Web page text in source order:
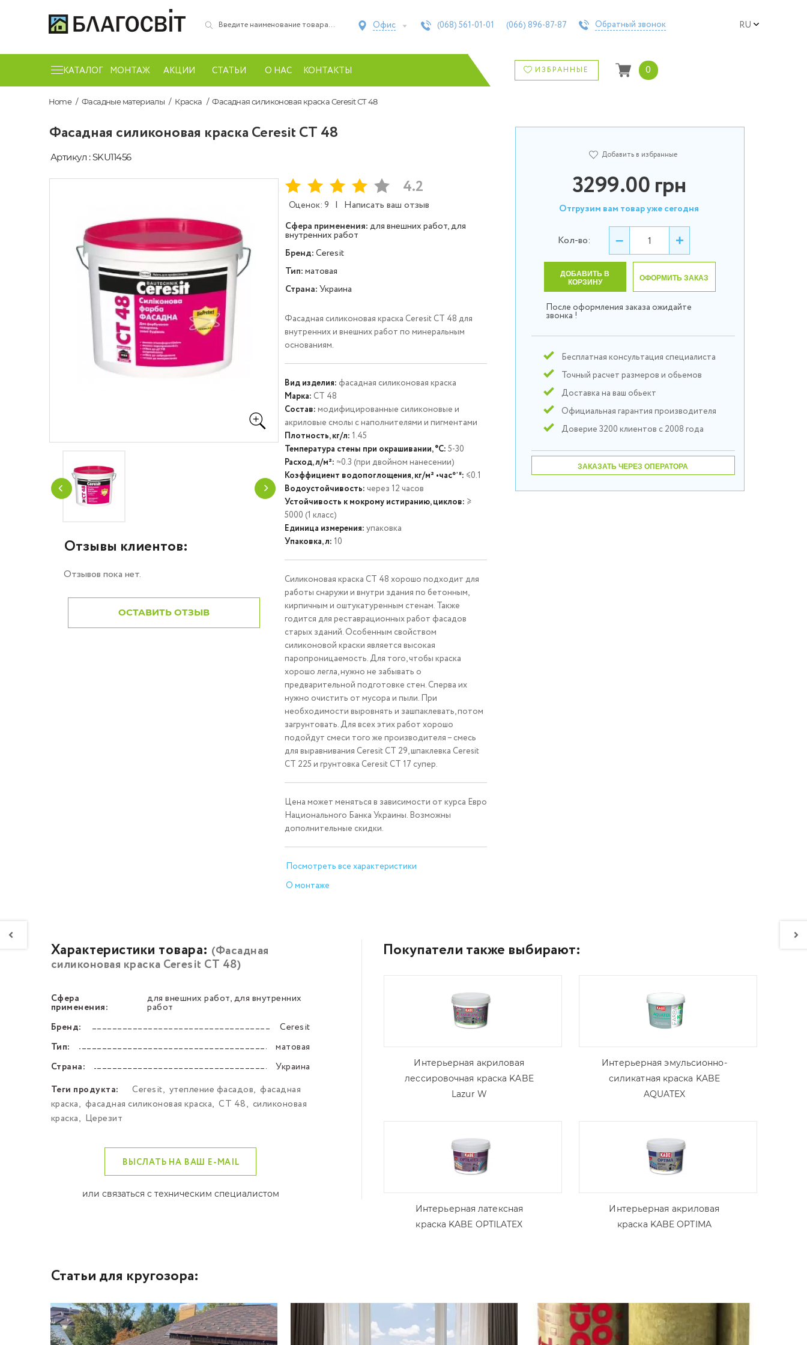
Офис (068) 561-01-01 (066) 896-87-87 Обратный звонок RU
КАТАЛОГ МОНТАЖ АКЦИИ СТАТЬИ О НАС КОНТАКТЫ ИЗБРАННЫЕ 0
Home Фасадные материалы Краска Фасадная силиконовая краска Ceresit СТ 48
Фасадная силиконовая краска Ceresit СТ 48
Артикул : SKU11456
Отзывы клиентов:
Отзывов пока нет.
ОСТАВИТЬ ОТЗЫВ
4.2
Оценок: 9 | Написать ваш отзыв
Сфера применения:для внешних работ, для
внутренних работ
Бренд:Ceresit
Тип:матовая
Страна:Украина
Фасадная силиконовая краска Ceresit СТ 48 для
внутренних и внешних работ по минеральным
основаниям.
Вид изделия: фасадная силиконовая краска
Марка: CT 48
Состав: модифицированные силиконовые и
акриловые смолы с наполнителями и пигментами
Плотность, кг/л: 1.45
Температура стены при окрашивании, °С: 5-30
Расход, л/м²: ≈0.3 (при двойном нанесении)
Коэффициент водопоглощения, кг/м² •час⁰᾿⁵: ≤0.1
Водоустойчивость: через 12 часов
Устойчивость к мокрому истиранию, циклов: ≥
5000 (1 класс)
Единица измерения: упаковка
Упаковка, л: 10
Силиконовая краска СТ 48 хорошо подходит для
работы снаружи и внутри здания по бетонным,
кирпичным и оштукатуренным стенам. Также
годится для реставрационных работ фасадов
старых зданий. Особенным свойством
силиконовой краски является высокая
паропроницаемость. Для того, чтобы краска
хорошо легла, нужно не забывать о
предварительной подготовке стен. Сперва их
нужно очистить от мусора и пыли. При
необходимости выровнять и зашпаклевать, потом
загрунтовать. Для всех этих работ хорошо
подойдут смеси того же производителя – смесь
для выравнивания Ceresit СТ 29, шпаклевка Ceresit
СТ 225 и грунтовка Ceresit CT 17 супер.
Цена может меняться в зависимости от курса Евро
Национального Банка Украины. Возможны
дополнительные скидки.
Посмотреть все характеристики
О монтаже
Добавить в избранные
3299.00грн
Отгрузим вам товар уже сегодня
Кол-во: – +
ДОБАВИТЬ В
КОРЗИНУ
ОФОРМИТЬ ЗАКАЗ
После оформления заказа ожидайте
звонка !
Бесплатная консультация специалиста
Точный расчет размеров и обьемов
Доставка на ваш обьект
Официальная гарантия производителя
Доверие 3200 клиентов с 2008 года
ЗАКАЗАТЬ ЧЕРЕЗ ОПЕРАТОРА
Характеристики товара: (Фасадная
силиконовая краска Ceresit СТ 48)
Сфера
применения:
–––––––––––––––––––––––––––––––––––––––––––––
для внешних работ, для внутренних
работ
Бренд:
–––––––––––––––––––––––––––––––––––––––––––––Ceresit
Тип:
–––––––––––––––––––––––––––––––––––––––––––––матовая
Страна:
–––––––––––––––––––––––––––––––––––––––––––––Украина
Теги продукта:
Ceresit, утепление фасадов, фасадная
краска, фасадная силиконовая краска, СТ 48, силиконовая
краска, Церезит
ВЫСЛАТЬ НА ВАШ E-MAIL
или связаться с техническим специалистом
Покупатели также выбирают:
Интерьерная акриловая
лессировочная краска KABE
Lazur W
Интерьерная эмульсионно-
силикатная краска KABE
AQUATEX
Интерьерная латексная
краска KABE OPTILATEX
Интерьерная акриловая
краска KABE OPTIMA
Статьи для кругозора: